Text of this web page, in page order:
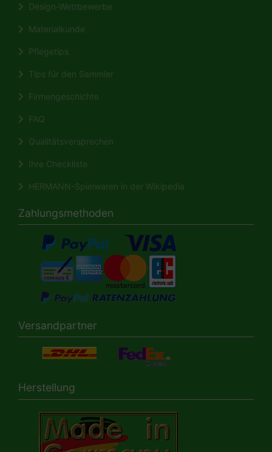
Design-Wettbewerbe
Materialkunde
Pflegetips
Tips für den Sammler
Firmengeschichte
FAQ
Qualitätsversprechen
Ihre Checkliste
HERMANN-Spielwaren in der Wikipedia
Zahlungsmethoden
Versandpartner
Herstellung